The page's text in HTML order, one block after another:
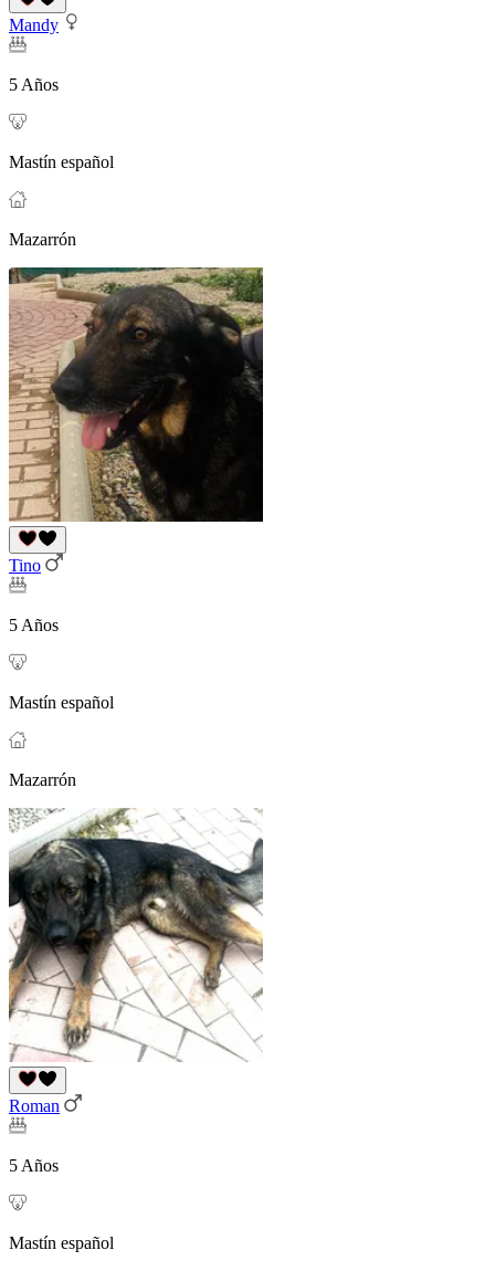
Mandy
5 Años
Mastín español
Mazarrón
Tino
5 Años
Mastín español
Mazarrón
Roman
5 Años
Mastín español